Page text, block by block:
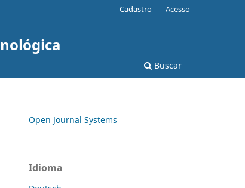
Buscar
Cadastro Acesso
Open Journal Systems
Idioma